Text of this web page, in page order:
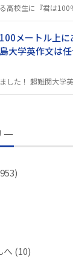
高校生に『君は100
メートル上に
大学英作文は
した！ 超難関大学
へ (10)